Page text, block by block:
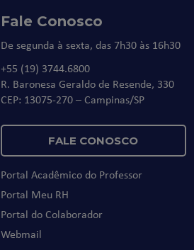
Fale Conosco
De segunda à sexta, das 7h30 às 16h30
+55 (19) 3744.6800
R. Baronesa Geraldo de Resende, 330
CEP: 13075-270 – Campinas/SP
FALE CONOSCO
Portal Acadêmico do Professor
Portal Meu RH
Portal do Colaborador
Webmail